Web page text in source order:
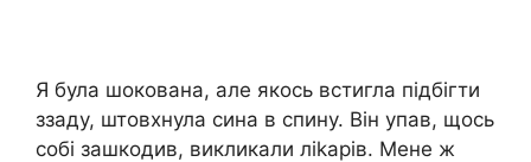
Я була шокована, але якось встигла підбігти
ззаду, штовхнула сина в спину. Він упав, щось
собі зашкодив, викликали ліkарів. Мене ж